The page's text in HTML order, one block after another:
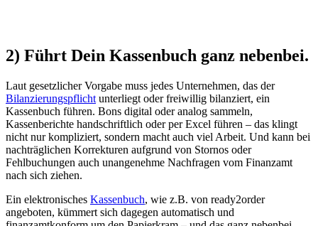
2) Führt Dein Kassenbuch ganz nebenbei.
Laut gesetzlicher Vorgabe muss jedes Unternehmen, das der
Bilanzierungspflicht unterliegt oder freiwillig bilanziert, ein
Kassenbuch führen. Bons digital oder analog sammeln,
Kassenberichte handschriftlich oder per Excel führen – das klingt
nicht nur kompliziert, sondern macht auch viel Arbeit. Und kann bei
nachträglichen Korrekturen aufgrund von Stornos oder
Fehlbuchungen auch unangenehme Nachfragen vom Finanzamt
nach sich ziehen.
Ein elektronisches Kassenbuch, wie z.B. von ready2order
angeboten, kümmert sich dagegen automatisch und